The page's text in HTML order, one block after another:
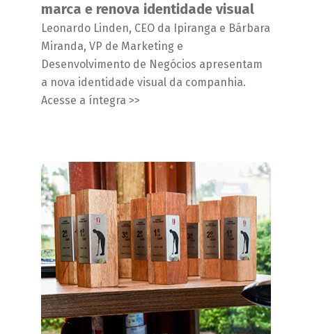
marca e renova identidade visual
Leonardo Linden, CEO da Ipiranga e Bárbara
Miranda, VP de Marketing e
Desenvolvimento de Negócios apresentam
a nova identidade visual da companhia.
Acesse a íntegra >>